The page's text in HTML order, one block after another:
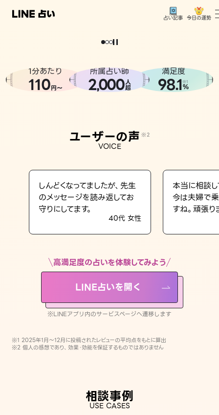
占い記事 今日の運勢
相談事例
LINE占いを開く
※LINEアプリ内のサービスページへ遷移します
どうせなら
。
1分あたり
110円〜
所属占い師
2,000人
超
満足度
98.1※1
%
ユーザーの声 ※2
VOICE
しんどくなってましたが、先生
のメッセージを読み返してお
守りにしてます。
40代 女性
本当に相談し
今は夫婦で
すね。頑張り
高満足度の占いを体験してみよう
LINE占いを開く
※LINEアプリ内のサービスページへ遷移します
※1 2025年1月〜12月に投稿されたレビューの平均点をもとに算出
※2 個人の感想であり、効果・効能を保証するものではありません
相談事例
USE CASES